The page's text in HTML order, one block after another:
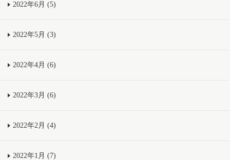
2022年6月 (5)
2022年5月 (3)
2022年4月 (6)
2022年3月 (6)
2022年2月 (4)
2022年1月 (7)